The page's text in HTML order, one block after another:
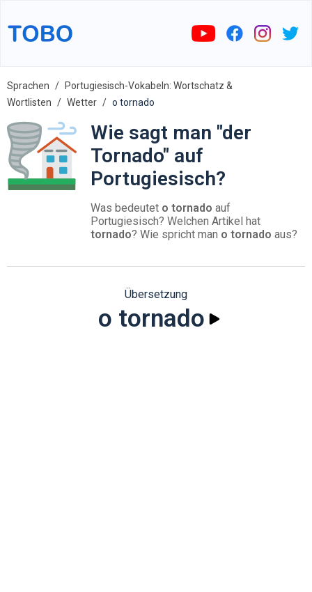
Sprachen
Portugiesisch-Vokabeln: Wortschatz &
Wortlisten
Wetter o tornado
Wie sagt man "der
Tornado" auf
Portugiesisch?
Was bedeutet o tornado auf
Portugiesisch? Welchen Artikel hat
tornado? Wie spricht man o tornado aus?
Übersetzung
o tornado